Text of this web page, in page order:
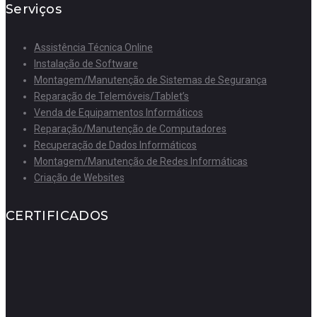
Serviços
Assistência Técnica Online
Instalação de Software
Montagem/Manutenção de Sistemas de Segurança
Reparação de Telemóveis/Tablet’s
Venda de Equipamentos Informáticos
Reparação/Manutenção de Computadores
Recuperação de Dados Informáticos
Montagem/Manutenção de Redes Informáticas
Criação de Websites
CERTIFICADOS